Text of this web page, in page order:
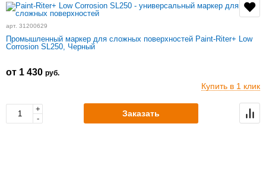
арт. 31200629
Промышленный маркер для сложных поверхностей Paint-Riter+ Low
Corrosion SL250, Черный
от 1 430 руб.
Купить в 1 клик
+
-
Заказать